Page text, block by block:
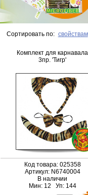
Сортировать по: свойствам
Комплект для карнавала
3пр. 'Тигр'
Код товара: 025358
Артикул: N6740004
В наличии
Мин: 12 Уп: 144